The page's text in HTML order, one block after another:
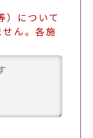
）について
ん。各施